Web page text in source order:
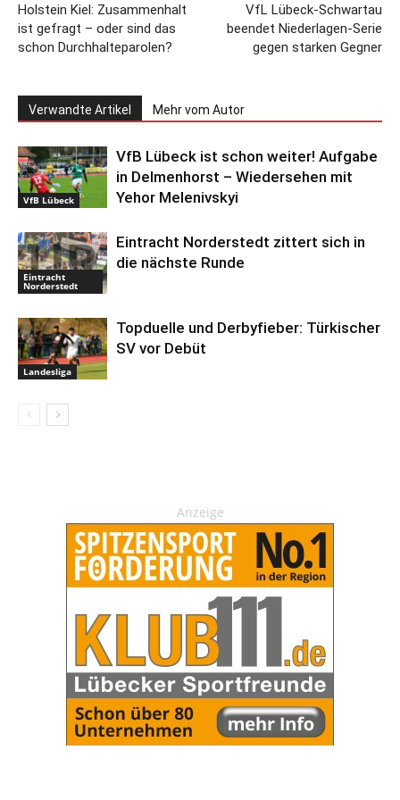
Holstein Kiel: Zusammenhalt
ist gefragt – oder sind das
schon Durchhalteparolen?
VfL Lübeck-Schwartau
beendet Niederlagen-Serie
gegen starken Gegner
Verwandte Artikel Mehr vom Autor
VfB Lübeck
VfB Lübeck ist schon weiter! Aufgabe
in Delmenhorst – Wiedersehen mit
Yehor Melenivskyi
Eintracht
Norderstedt
Eintracht Norderstedt zittert sich in
die nächste Runde
Landesliga
Topduelle und Derbyfieber: Türkischer
SV vor Debüt
Anzeige